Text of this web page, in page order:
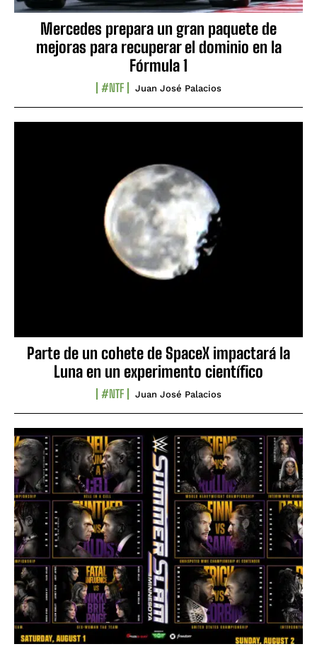
Mercedes prepara un gran paquete de
mejoras para recuperar el dominio en la
Fórmula 1
#NTF Juan José Palacios
Parte de un cohete de SpaceX impactará la
Luna en un experimento científico
#NTF Juan José Palacios